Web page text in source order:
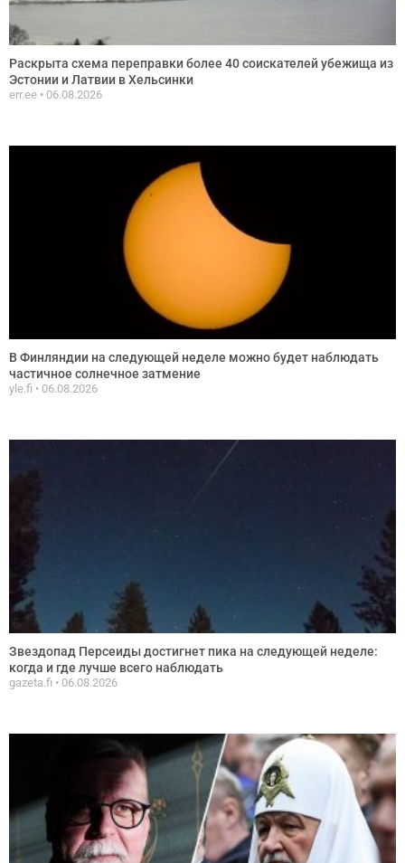
Раскрыта схема переправки более 40 соискателей убежища из
Эстонии и Латвии в Хельсинки
err.ee 06.08.2026
В Финляндии на следующей неделе можно будет наблюдать
частичное солнечное затмение
yle.fi 06.08.2026
Звездопад Персеиды достигнет пика на следующей неделе:
когда и где лучше всего наблюдать
gazeta.fi 06.08.2026